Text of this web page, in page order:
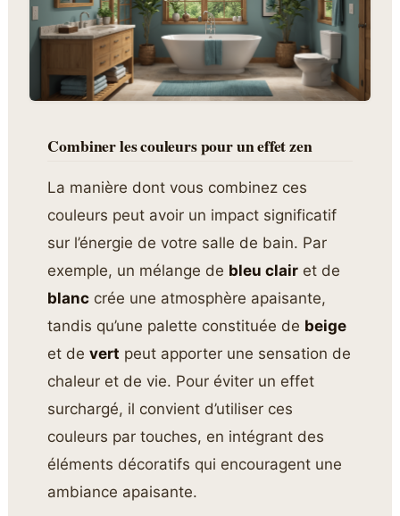
Combiner les couleurs pour un effet zen
La manière dont vous combinez ces
couleurs peut avoir un impact significatif
sur l’énergie de votre salle de bain. Par
exemple, un mélange de bleu clair et de
blanc crée une atmosphère apaisante,
tandis qu’une palette constituée de beige
et devert peut apporter une sensation de
chaleur et de vie. Pour éviter un effet
surchargé, il convient d’utiliser ces
couleurs par touches, en intégrant des
éléments décoratifs qui encouragent une
ambiance apaisante.